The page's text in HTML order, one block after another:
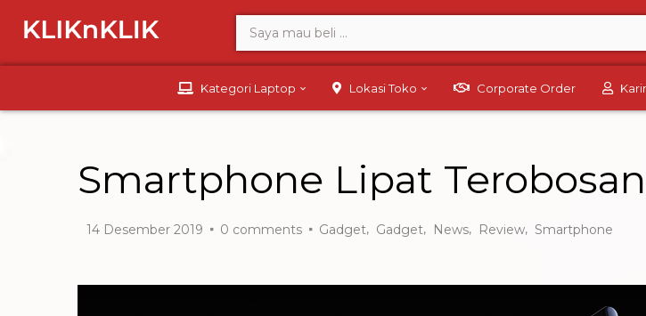
Kategori Laptop Lokasi Toko Corporate Order Karir
Smartphone Lipat
14 Desember 2019 0 comments Gadget, Gadget, News, Review, Smartphone